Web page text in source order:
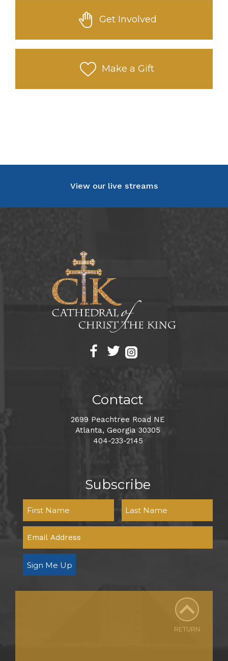
Get Involved
Make a Gift
View our live streams
Contact
2699 Peachtree Road NE
Atlanta, Georgia 30305
404-233-2145
Subscribe
Sign Me Up
RETURN